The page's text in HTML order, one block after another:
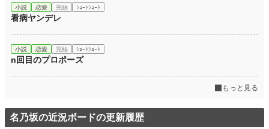
小説 恋愛 完結 ｼｮｰﾄｼｮｰﾄ
看病ヤンデレ
小説 恋愛 完結 ｼｮｰﾄｼｮｰﾄ
n回目のプロポーズ
もっと見る
名乃坂の近況ボードの更新履歴